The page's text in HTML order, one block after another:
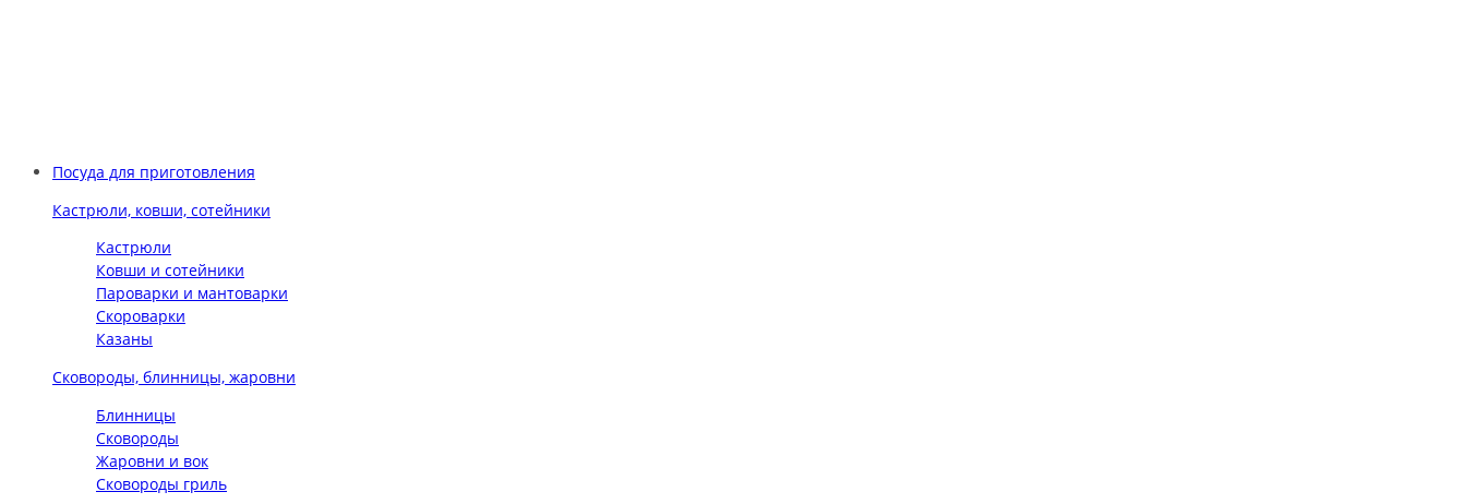
Посуда для приготовления
Кастрюли, ковши, сотейники
Кастрюли
Ковши и сотейники
Пароварки и мантоварки
Скороварки
Казаны
Сковороды, блинницы, жаровни
Блинницы
Сковороды
Жаровни и вок
Сковороды гриль